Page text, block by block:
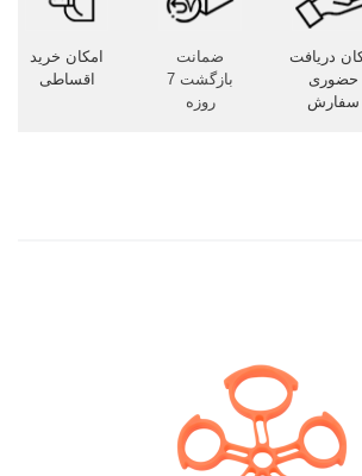
دریافت
حضوری
سفارش
ضمانت
بازگشت 7
روزه
امکان خرید
اقساطی